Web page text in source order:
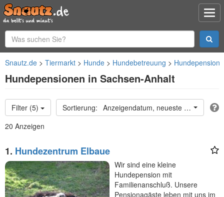
Snautz.de Tiermarkt Hunde Hundebetreuung Hundepension
Hundepensionen in Sachsen-Anhalt
Filter (5)
Anzeigendatum, neueste oben
20 Anzeigen
1. Hundezentrum Elbaue
Wir sind eine kleine
Hundepension mit
Familienanschluß. Unsere
Pensionagäste leben mit uns im